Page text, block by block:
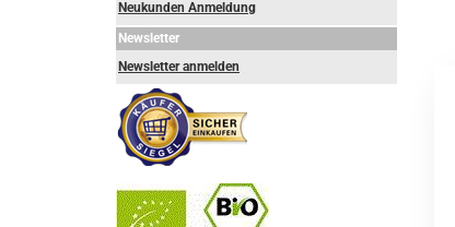
Neukunden Anmeldung
Newsletter
Newsletter anmelden